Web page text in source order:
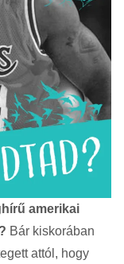
amerikai
Bár kiskorában
attól, hogy